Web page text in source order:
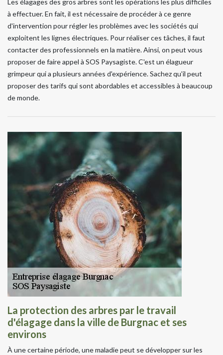
Les élagages des gros arbres sont les opérations les plus difficiles
à effectuer. En fait, il est nécessaire de procéder à ce genre
d'intervention pour régler les problèmes avec les sociétés qui
exploitent les lignes électriques. Pour réaliser ces tâches, il faut
contacter des professionnels en la matière. Ainsi, on peut vous
proposer de faire appel à SOS Paysagiste. C'est un élagueur
grimpeur qui a plusieurs années d'expérience. Sachez qu'il peut
proposer des tarifs qui sont abordables et accessibles à beaucoup
de monde.
La protection des arbres par le travail
d'élagage dans la ville de Burgnac et ses
environs
À une certaine période, une maladie peut se développer sur les